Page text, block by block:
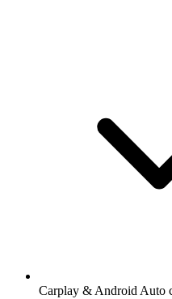
Carplay & Android Auto